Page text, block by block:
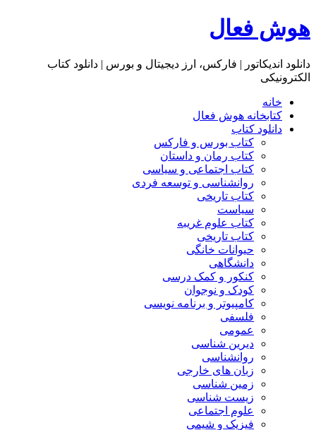
هوش فعال
دانلود اندیکاتور | فارکس، ارز دیجیتال و بورس | دانلود کتاب
الکترونیکی
خانه
کتابخانه هوش فعال
دانلود کتاب
کتاب بورس و فارکس
کتاب رمان و داستان
کتاب اجتماعی و سیاسی
روانشناسی و توسعه فردی
کتاب تاریخی
سیاست
کتاب علوم غریبه
کتاب تاریخی
حیوانات خانگی
دانشگاهی
کنکور و کمک‌ درسی
کودک و نوجوان
کامپیوتر و برنامه نویسی
فلسفی
عمومی
دیرین شناسی
روانشناسی
زبان های خارجی
زمین شناسی
زیست شناسی
علوم اجتماعی
فیزیک و شیمی